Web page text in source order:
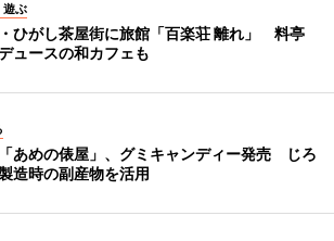
遊ぶ
ひがし茶屋街に旅館「百楽荘 離れ」 料亭
ュースの和カフェも
あめの俵屋」、グミキャンディー発売 じろ
造時の副産物を活用